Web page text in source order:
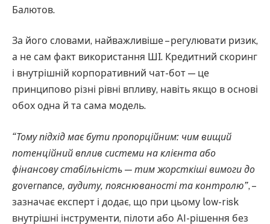
Балютов.
За його словами, найважливіше – регулювати ризик,
а не сам факт використання ШІ. Кредитний скоринг
і внутрішній корпоративний чат-бот — це
принципово різні рівні впливу, навіть якщо в основі
обох одна й та сама модель.
“Тому підхід має бути пропорційним: чим вищий
потенційний вплив системи на клієнта або
фінансову стабільність — тим жорсткіші вимоги до
governance, аудиту, пояснюваності та контролю”, –
зазначає експерт і додає, що при цьому low-risk
внутрішні інструменти, пілоти або AI-рішення без